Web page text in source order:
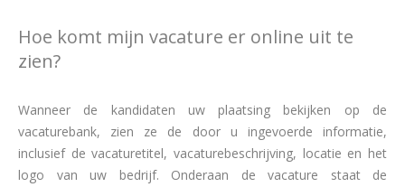
Hoe komt mijn vacature er online uit te
zien?
Wanneer de kandidaten uw plaatsing bekijken op de
vacaturebank, zien ze de door u ingevoerde informatie,
inclusief de vacaturetitel, vacaturebeschrijving, locatie en het
logo van uw bedrijf. Onderaan de vacature staat de